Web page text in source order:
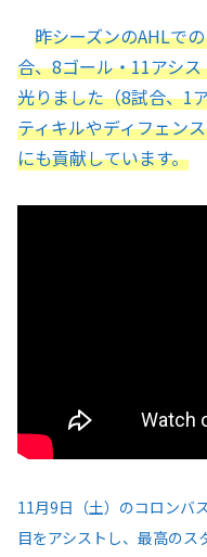
昨シーズンのAHLで
合、8ゴール・11アシ
光りました（8試合、1
ティキルやディフェン
にも貢献しています。
11月9日（土）のコロンバ
目をアシストし、最高のス